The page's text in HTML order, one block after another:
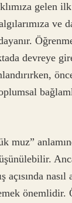
gelen
ve
devreye
muz”
açısında nasıl